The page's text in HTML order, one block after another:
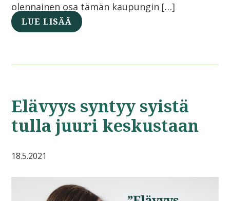
olennainen osa tämän kaupungin […]
LUE LISÄÄ
Elävyys syntyy syistä
tulla juuri keskustaan
18.5.2021